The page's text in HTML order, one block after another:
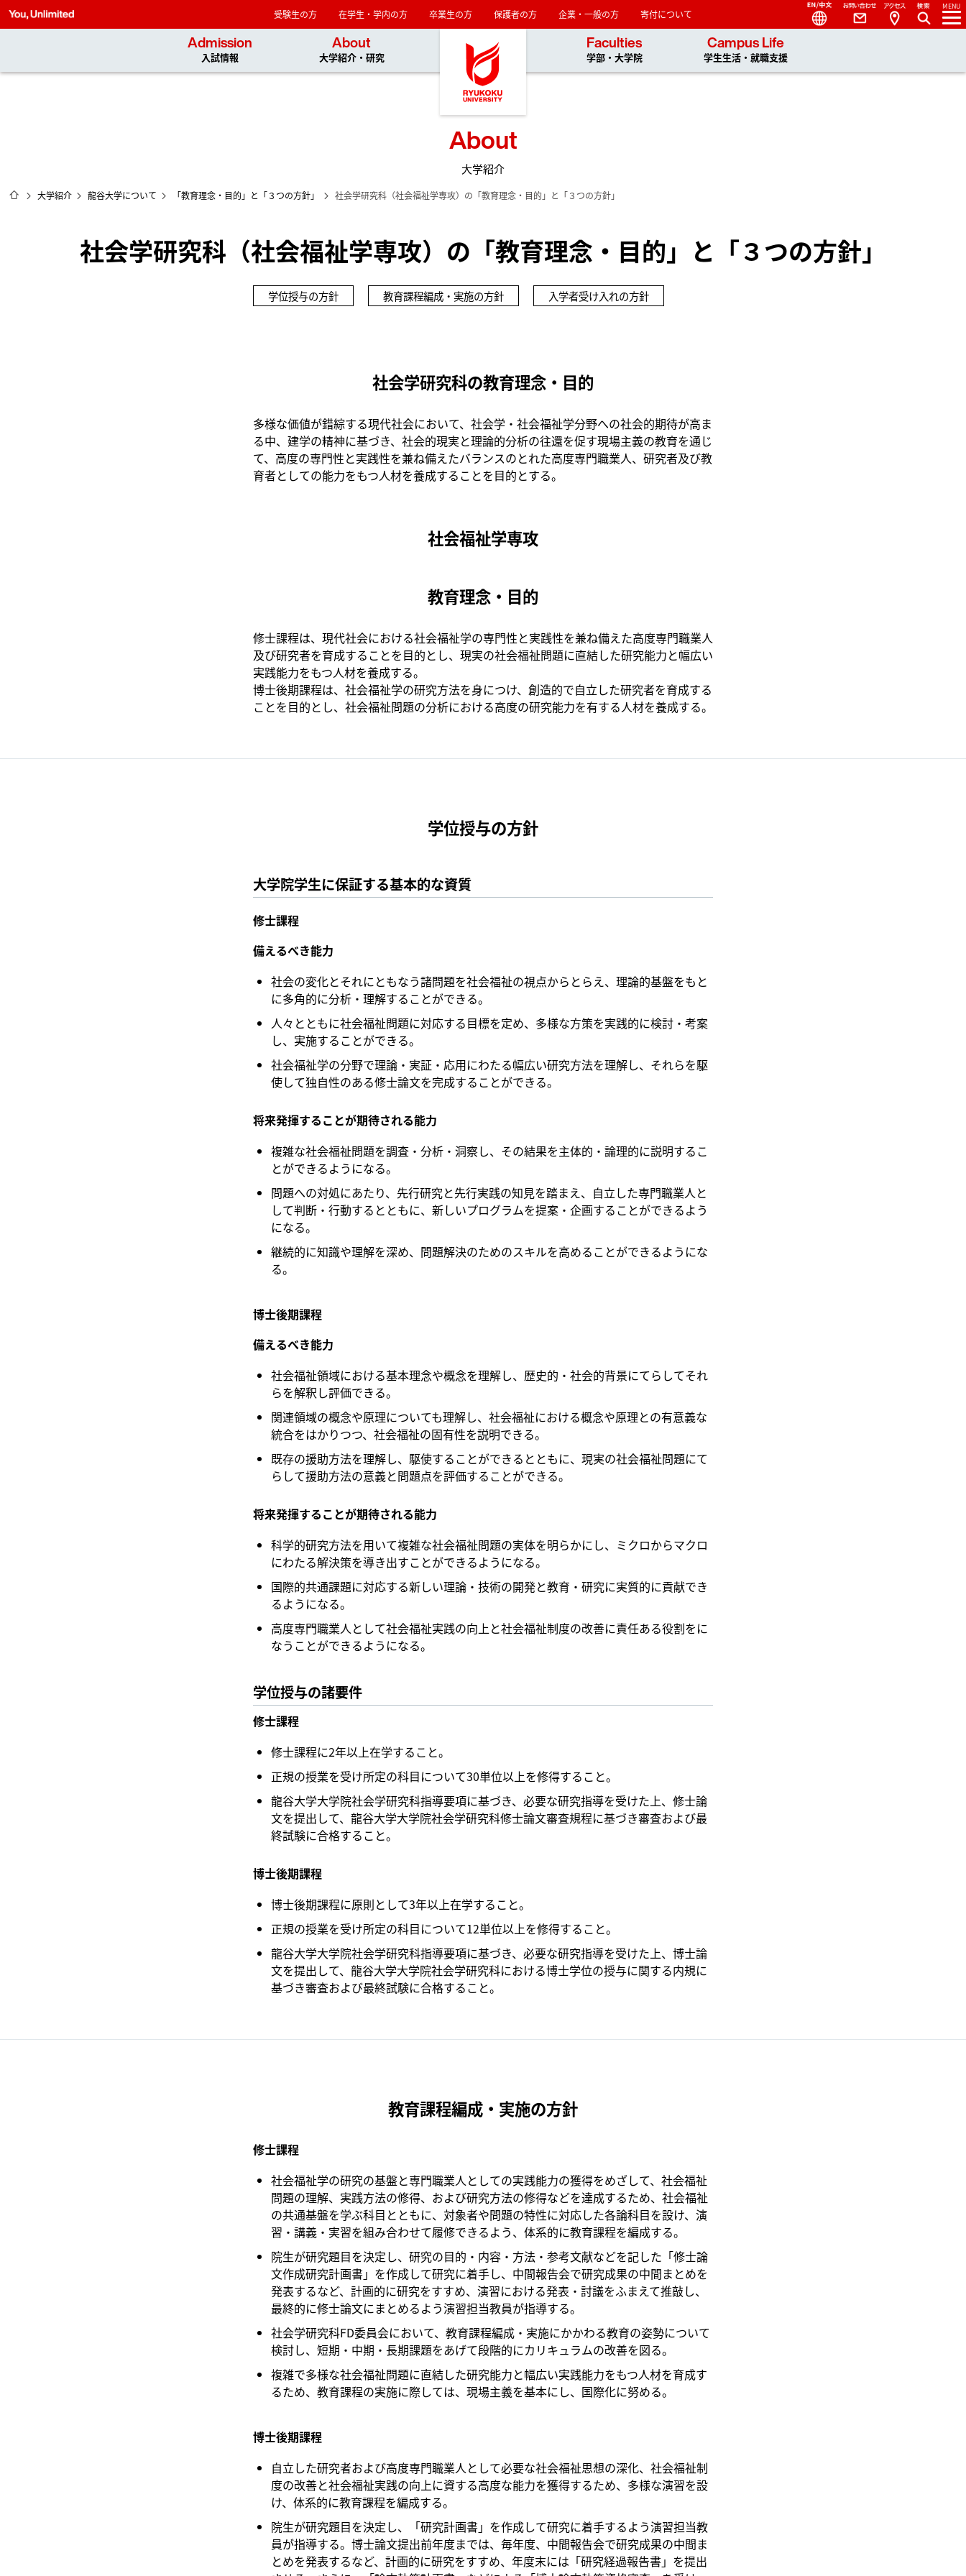
龍谷大学 You, Unlimited
受験生の方 在学生・学内の方 卒業生の方 保護者の方 企業・一般の方 寄付について
Admission
入試情報
About
大学紹介・研究
Faculties
学部・大学院
Campus Life
学生生活・就職支援
MENU
Access
Contact
Language
About
大学紹介
ホーム
大学紹介 龍谷大学について 「教育理念・目的」と「３つの方針」 社会学研究科（社会福祉学専攻）の「教育理念・目的」と「３つの方針」
社会学研究科（社会福祉学専攻）の「教育理念・目的」と「３つの方針」
学位授与の方針 教育課程編成・実施の方針 入学者受け入れの方針
社会学研究科の教育理念・目的
多様な価値が錯綜する現代社会において、社会学・社会福祉学分野への社会的期待が⾼ま
る中、建学の精神に基づき、社会的現実と理論的分析の往還を促す現場主義の教育を通じ
て、⾼度の専⾨性と実践性を兼ね備えたバランスのとれた⾼度専⾨職業⼈、研究者及び教
育者としての能⼒をもつ⼈材を養成することを⽬的とする。
社会福祉学専攻
教育理念・目的
修士課程は、現代社会における社会福祉学の専門性と実践性を兼ね備えた高度専門職業人
及び研究者を育成することを目的とし、現実の社会福祉問題に直結した研究能力と幅広い
実践能力をもつ人材を養成する。
博士後期課程は、社会福祉学の研究方法を身につけ、創造的で自立した研究者を育成する
ことを目的とし、社会福祉問題の分析における高度の研究能力を有する人材を養成する。
学位授与の方針
大学院学生に保証する基本的な資質
修士課程
備えるべき能力
社会の変化とそれにともなう諸問題を社会福祉の視点からとらえ、理論的基盤をもと
に多角的に分析・理解することができる。
人々とともに社会福祉問題に対応する目標を定め、多様な方策を実践的に検討・考案
し、実施することができる。
社会福祉学の分野で理論・実証・応用にわたる幅広い研究方法を理解し、それらを駆
使して独自性のある修士論文を完成することができる。
将来発揮することが期待される能力
複雑な社会福祉問題を調査・分析・洞察し、その結果を主体的・論理的に説明するこ
とができるようになる。
問題への対処にあたり、先行研究と先行実践の知見を踏まえ、自立した専門職業人と
して判断・行動するとともに、新しいプログラムを提案・企画することができるよう
になる。
継続的に知識や理解を深め、問題解決のためのスキルを高めることができるようにな
る。
博士後期課程
備えるべき能力
社会福祉領域における基本理念や概念を理解し、歴史的・社会的背景にてらしてそれ
らを解釈し評価できる。
関連領域の概念や原理についても理解し、社会福祉における概念や原理との有意義な
統合をはかりつつ、社会福祉の固有性を説明できる。
既存の援助方法を理解し、駆使することができるとともに、現実の社会福祉問題にて
らして援助方法の意義と問題点を評価することができる。
将来発揮することが期待される能力
科学的研究方法を用いて複雑な社会福祉問題の実体を明らかにし、ミクロからマクロ
にわたる解決策を導き出すことができるようになる。
国際的共通課題に対応する新しい理論・技術の開発と教育・研究に実質的に貢献でき
るようになる。
高度専門職業人として社会福祉実践の向上と社会福祉制度の改善に責任ある役割をに
なうことができるようになる。
学位授与の諸要件
修士課程
修士課程に2年以上在学すること。
正規の授業を受け所定の科目について30単位以上を修得すること。
龍谷大学大学院社会学研究科指導要項に基づき、必要な研究指導を受けた上、修士論
文を提出して、龍谷大学大学院社会学研究科修士論文審査規程に基づき審査および最
終試験に合格すること。
博士後期課程
博士後期課程に原則として3年以上在学すること。
正規の授業を受け所定の科目について12単位以上を修得すること。
龍谷大学大学院社会学研究科指導要項に基づき、必要な研究指導を受けた上、博士論
文を提出して、龍谷大学大学院社会学研究科における博士学位の授与に関する内規に
基づき審査および最終試験に合格すること。
教育課程編成・実施の方針
修士課程
社会福祉学の研究の基盤と専門職業人としての実践能力の獲得をめざして、社会福祉
問題の理解、実践方法の修得、および研究方法の修得などを達成するため、社会福祉
の共通基盤を学ぶ科目とともに、対象者や問題の特性に対応した各論科目を設け、演
習・講義・実習を組み合わせて履修できるよう、体系的に教育課程を編成する。
院生が研究題目を決定し、研究の目的・内容・方法・参考文献などを記した「修士論
文作成研究計画書」を作成して研究に着手し、中間報告会で研究成果の中間まとめを
発表するなど、計画的に研究をすすめ、演習における発表・討議をふまえて推敲し、
最終的に修士論文にまとめるよう演習担当教員が指導する。
社会学研究科FD委員会において、教育課程編成・実施にかかわる教育の姿勢について
検討し、短期・中期・長期課題をあげて段階的にカリキュラムの改善を図る。
複雑で多様な社会福祉問題に直結した研究能力と幅広い実践能力をもつ人材を育成す
るため、教育課程の実施に際しては、現場主義を基本にし、国際化に努める。
博士後期課程
自立した研究者および高度専門職業人として必要な社会福祉思想の深化、社会福祉制
度の改善と社会福祉実践の向上に資する高度な能力を獲得するため、多様な演習を設
け、体系的に教育課程を編成する。
院生が研究題目を決定し、「研究計画書」を作成して研究に着手するよう演習担当教
員が指導する。博士論文提出前年度までは、毎年度、中間報告会で研究成果の中間ま
とめを発表するなど、計画的に研究をすすめ、年度末には「研究経過報告書」を提出